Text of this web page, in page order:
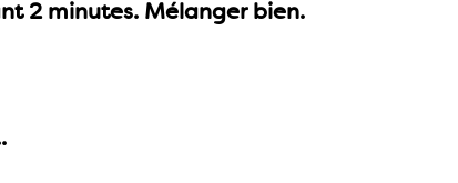
2 minutes. Mélanger bien.